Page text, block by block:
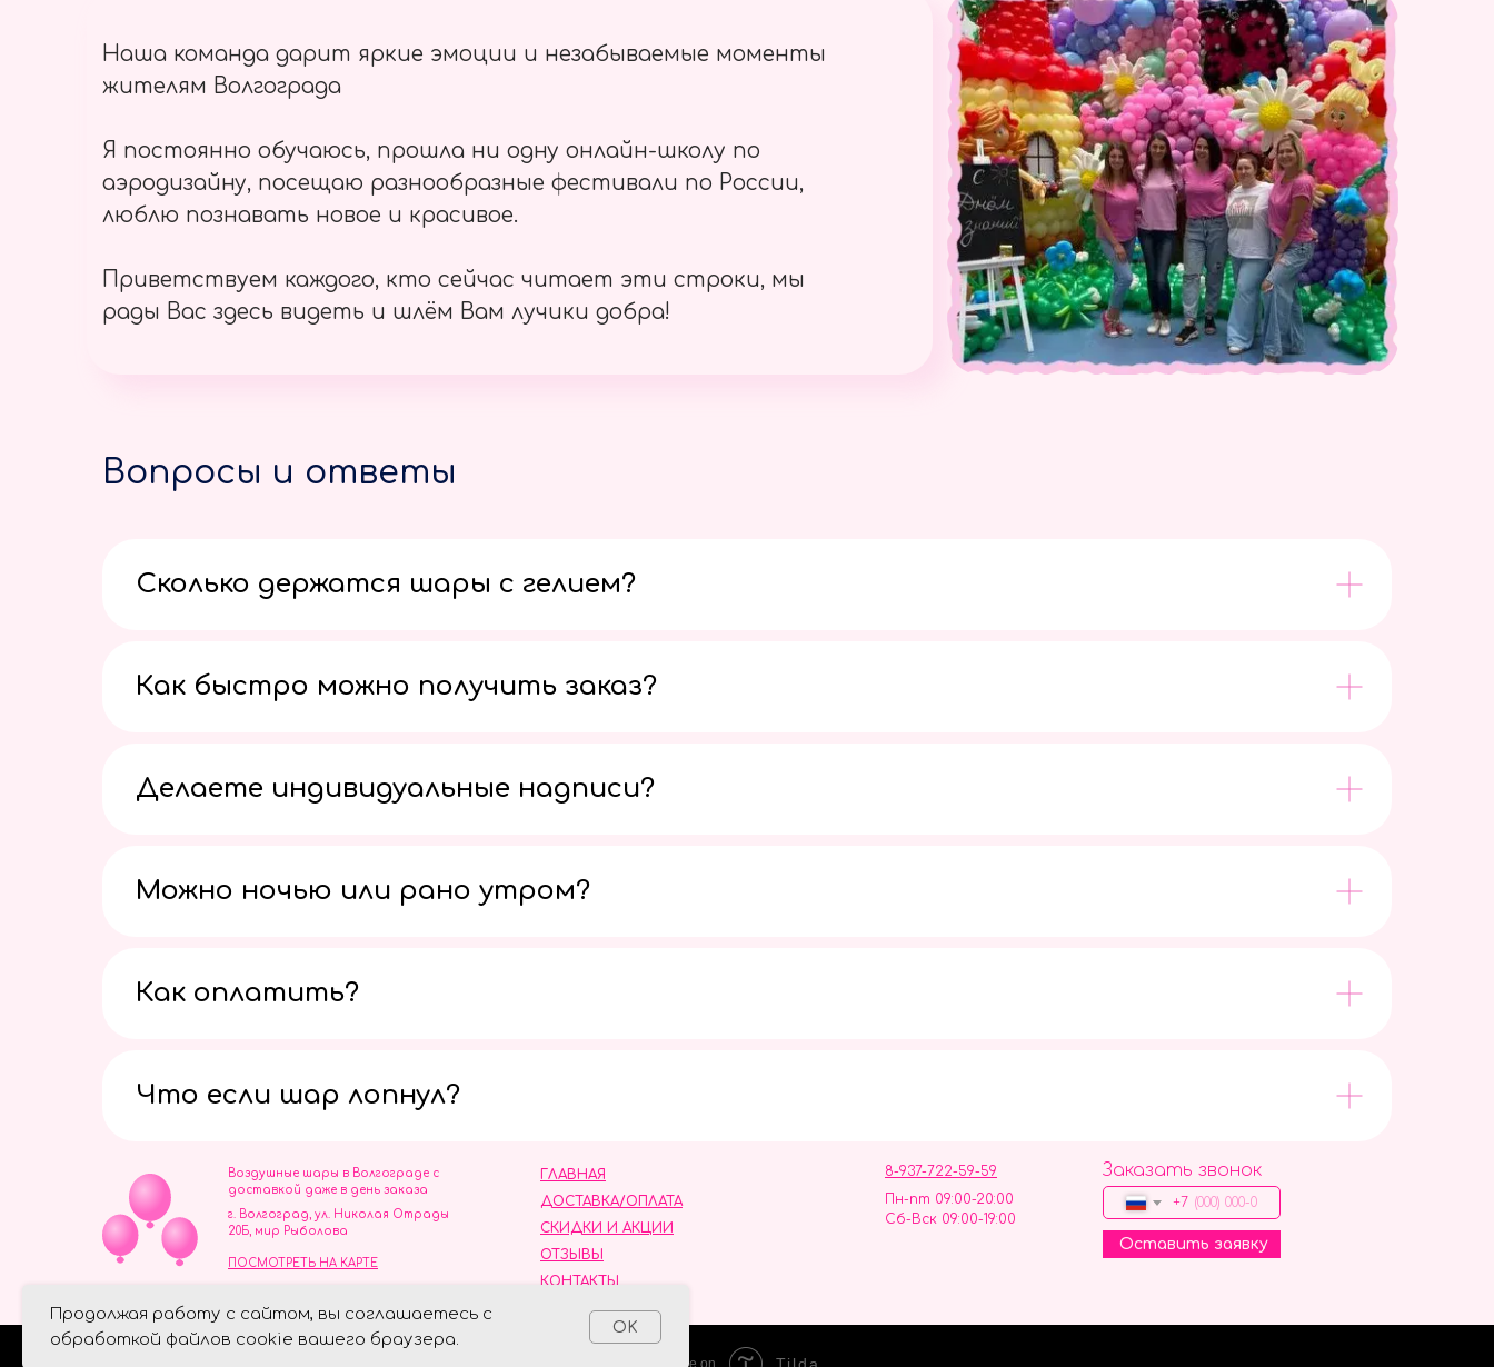
Продолжая работу с сайтом, вы соглашаетесь с
обработкой файлов cookie вашего браузера.
OK
Наша команда дарит яркие эмоции и незабываемые моменты
жителям Волгограда
Я постоянно обучаюсь, прошла ни одну онлайн-школу по
аэродизайну, посещаю разнообразные фестивали по России,
люблю познавать новое и красивое.
Приветствуем каждого, кто сейчас читает эти строки, мы
рады Вас здесь видеть и шлём Вам лучики добра!
Вопросы и ответы
Сколько держатся шары с гелием?
Как быстро можно получить заказ?
Делаете индивидуальные надписи?
Можно ночью или рано утром?
Как оплатить?
Что если шар лопнул?
ОТЗЫВЫ
ГЛАВНАЯ
ДОСТАВКА/ОПЛАТА
СКИДКИ И АКЦИИ
КОНТАКТЫ
8-937-722-59-59
Пн-пт 09:00-20:00
Сб-Вск 09:00-19:00
Воздушные шары в Волгограде с
доставкой даже в день заказа
Заказать звонок
+7
Оставить заявку
г. Волгоград, ул. Николая Отрады
20Б, мир Рыболова
ПОСМОТРЕТЬ НА КАРТЕ
ИНН 344110093739
Политика обработки персональных данных
Made on